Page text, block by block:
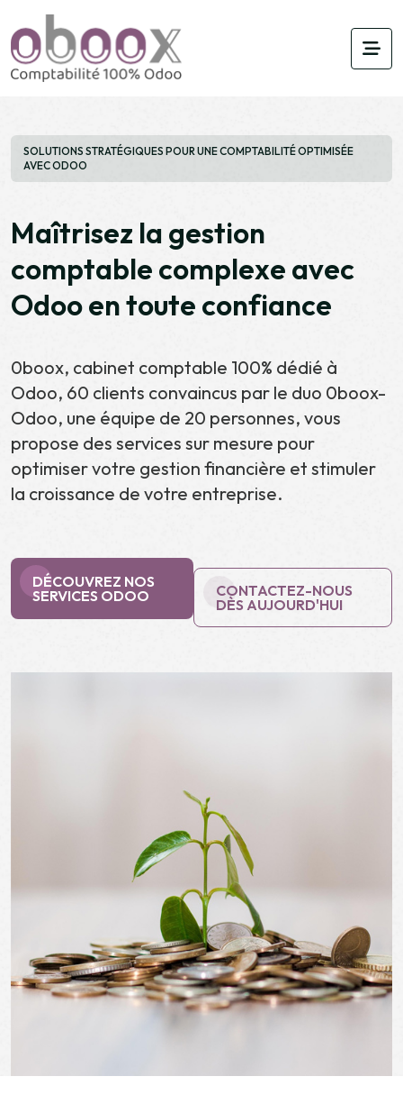
SOLUTIONS STRATÉGIQUES POUR UNE COMPTABILITÉ OPTIMISÉE
AVEC ODOO
Maîtrisez la gestion
comptable complexe avec
Odooentoute confiance
0boox, cabinet comptable 100% dédié à
Odoo, 60 clients convaincus par le duo 0boox-
Odoo, une équipe de 20 personnes, vous
propose des services sur mesure pour
optimiser votre gestion financière et stimuler
la croissance de votre entreprise.
DÉCOUVREZ NOS
SERVICES ODOO
CONTACTEZ-NOUS
DÈS AUJOURD'HUI